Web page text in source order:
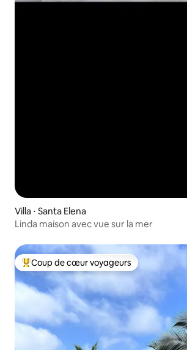
Villa ⋅ Santa Elena
Linda maison avec vue sur la mer
Coups de cœur voyageurs les plus
Coup de cœur voyageurs